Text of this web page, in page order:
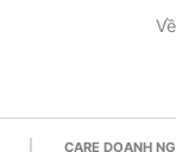
CARE DOANH